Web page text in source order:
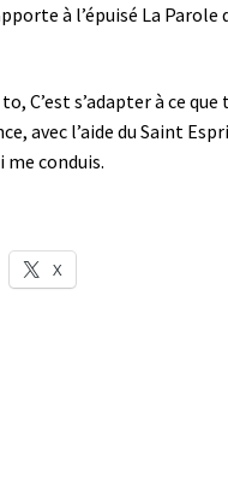
à l’épuisé La Parole
C’est s’adapter à ce
avec l’aide du Saint
me conduis.
X